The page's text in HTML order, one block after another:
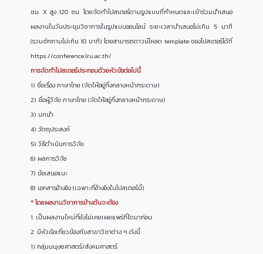
ซม. X สูง 120 ซม. โดยจัดทำโปสเตอร์ตามรูปแบบที่กำหนดและเข้าร่วมนำเสนอ
ผลงานในวันประชุมวิชาการในรูปแบบออนไลน์ ระยะเวลานำเสนอไม่เกิน 5 นาที
(รวมซักถามไม่เกิน 10 นาที) โดยสามารถดาวน์โหลด template ของโปสเตอร์ได้ที่
https://conference.lru.ac.th/
การจัดทำโปสเตอร์ประกอบด้วยหัวข้อต่อไปนี้
1) ชื่อเรื่อง ภาษาไทย (จัดให้อยู่กึ่งกลางหน้ากระดาษ)
2) ชื่อผู้วิจัย ภาษาไทย (จัดให้อยู่กึ่งกลางหน้ากระดาษ)
3) บทนำ
4) วัตถุประสงค์
5) วิธีดำเนินการวิจัย
6) ผลการวิจัย
7) ข้อเสนอแนะ
8) เอกสารอ้างอิง (เฉพาะที่อ้างอิงในโปสเตอร์นี้)
* โดยผลงานวิชาการข้างต้นจะต้อง
1. เป็นผลงานใหม่ที่ยังไม่เคยเผยแพร่ที่ใดมาก่อน
2. มีหัวข้อเกี่ยวข้องกับสาขาวิชาต่าง ๆ ดังนี้
1) กลุ่มมนุษยศาสตร์/สังคมศาสตร์